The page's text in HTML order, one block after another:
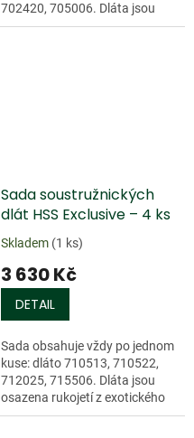
702420, 705006. Dláta jsou
osazena rukojetí z olšového
Sada soustružnických
dlát HSS Exclusive – 4 ks
Skladem (1 ks)
3 630 Kč
DETAIL
Sada obsahuje vždy po jednom
kuse: dláto 710513, 710522,
712025, 715506. Dláta jsou
osazena rukojetí z exotického
dřeva o délce 240 mm a...